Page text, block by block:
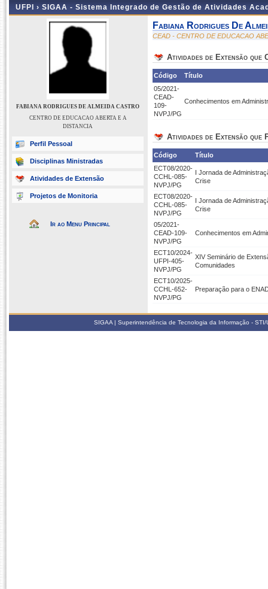
UFPI › SIGAA - Sistema Integrado de Gestão de Atividades
FABIANA RODRIGUES DE ALMEIDA CASTRO
CENTRO DE EDUCACAO ABERTA E A
DISTANCIA
Perfil Pessoal
Disciplinas Ministradas
Atividades de Extensão
Projetos de Monitoria
Ir ao Menu Principal
Fabiana Rodrigues De
CEAD - CENTRO DE EDUCACAO
Atividades de Extensão que
Código
Título
05/2021-
CEAD-
109-
NVPJ/PG
Conhecimentos em
Atividades de Extensão que
Código
Título
ECT08/2020-
CCHL-085-
NVPJ/PG
I Jornada de
Crise
ECT08/2020-
CCHL-085-
NVPJ/PG
I Jornada de
Crise
05/2021-
CEAD-109-
NVPJ/PG
Conhecimentos em
ECT10/2024-
UFPI-405-
NVPJ/PG
XIV Seminário de
Comunidades
ECT10/2025-
CCHL-652-
NVPJ/PG
Preparação para o
SIGAA | Superintendência de Tecnologia da Informação -